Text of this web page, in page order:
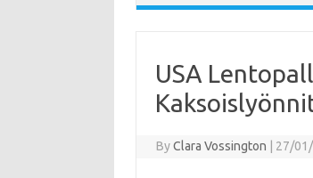
USA
ByClara Vossington 27/